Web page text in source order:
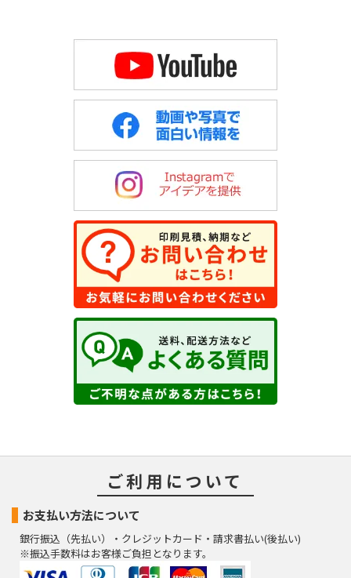
ご利用について
お支払い方法について
銀行振込（先払い）・クレジットカード・請求書払い(後払い)
※振込手数料はお客様ご負担となります。